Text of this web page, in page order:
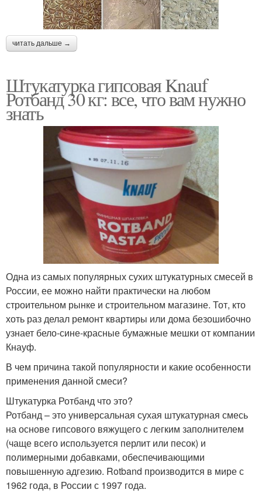
читать дальше →
Штукатурка гипсовая Knauf
Ротбанд 30 кг: все, что вам нужно
знать
Одна из самых популярных сухих штукатурных смесей в
России, ее можно найти практически на любом
строительном рынке и строительном магазине. Тот, кто
хоть раз делал ремонт квартиры или дома безошибочно
узнает бело-сине-красные бумажные мешки от компании
Кнауф.
В чем причина такой популярности и какие особенности
применения данной смеси?
Штукатурка Ротбанд что это?
Ротбанд – это универсальная сухая штукатурная смесь
на основе гипсового вяжущего с легким заполнителем
(чаще всего используется перлит или песок) и
полимерными добавками, обеспечивающими
повышенную адгезию. Rotband производится в мире с
1962 года, в России с 1997 года.